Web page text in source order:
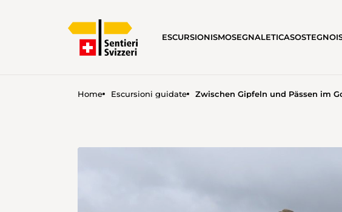
ESCURSIONISMOSEGNALETICASOSTEGNO
Home Escursioni guidate Zwischen Gipfeln und Pässen im